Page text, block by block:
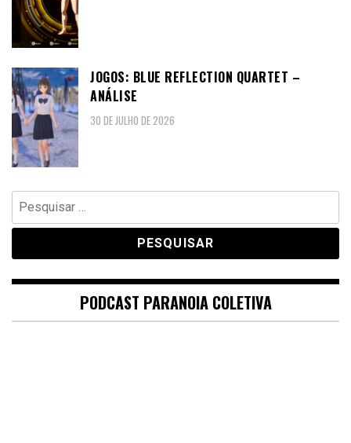
JOGOS: BLUE REFLECTION QUARTET –
ANÁLISE
30 DE JULHO DE 2026
Pesquisar
por:
PODCAST PARANOIA COLETIVA